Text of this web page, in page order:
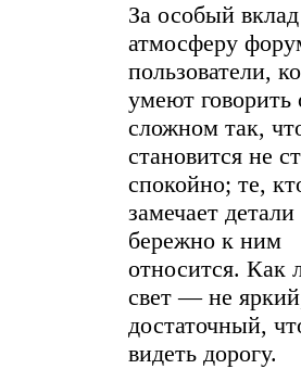
За особый
атмосферу
пользователи,
умеют говорить
сложном так,
становится не
спокойно; те,
замечает
бережно к ним
относится. Как
свет — не
достаточный,
видеть дорогу.